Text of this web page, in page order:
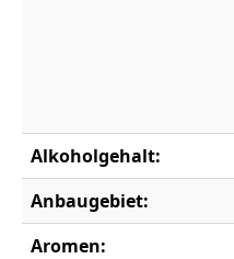
Alkoholgehalt:
Anbaugebiet:
Aromen: